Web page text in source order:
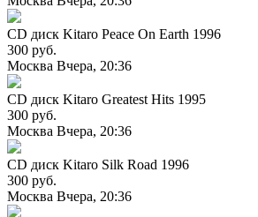
CD диск Kitaro Peace On Earth 1996
300 руб.
Москва Вчера, 20:36
CD диск Kitaro Greatest Hits 1995
300 руб.
Москва Вчера, 20:36
CD диск Kitaro Silk Road 1996
300 руб.
Москва Вчера, 20:36